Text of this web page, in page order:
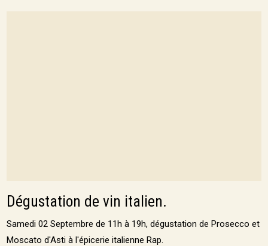
Dégustation de vin italien.
Samedi 02 Septembre de 11h à 19h, dégustation de Prosecco et
Moscato d'Asti à l'épicerie italienne Rap.